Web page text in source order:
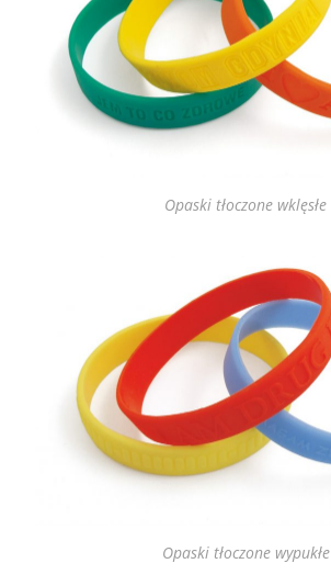
Opaski tłoczone wklęsłe
Opaski tłoczone wypukłe